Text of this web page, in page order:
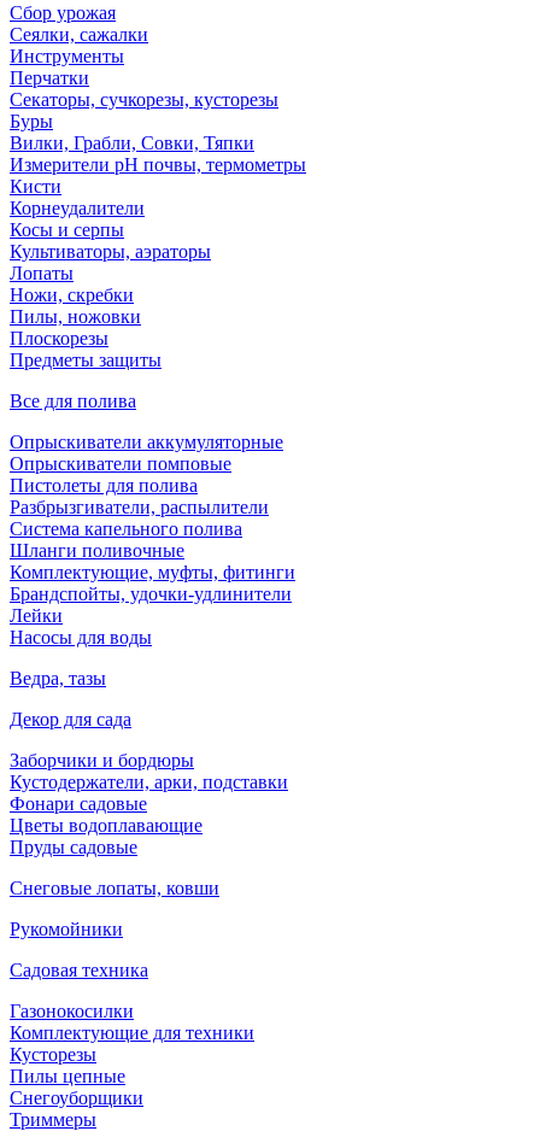
Сбор урожая
Сеялки, сажалки
Инструменты
Перчатки
Секаторы, сучкорезы, кусторезы
Буры
Вилки, Грабли, Совки, Тяпки
Измерители pH почвы, термометры
Кисти
Корнеудалители
Косы и серпы
Культиваторы, аэраторы
Лопаты
Ножи, скребки
Пилы, ножовки
Плоскорезы
Предметы защиты
Все для полива
Опрыскиватели аккумуляторные
Опрыскиватели помповые
Пистолеты для полива
Разбрызгиватели, распылители
Система капельного полива
Шланги поливочные
Комплектующие, муфты, фитинги
Брандспойты, удочки-удлинители
Лейки
Насосы для воды
Ведра, тазы
Декор для сада
Заборчики и бордюры
Кустодержатели, арки, подставки
Фонари садовые
Цветы водоплавающие
Пруды садовые
Снеговые лопаты, ковши
Рукомойники
Садовая техника
Газонокосилки
Комплектующие для техники
Кусторезы
Пилы цепные
Снегоуборщики
Триммеры